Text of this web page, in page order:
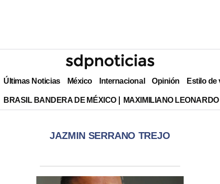
Últimas Noticias México Internacional Opinión Estilo de
BRASIL BANDERA DE MÉXICO MAXIMILIANO
JAZMIN SERRANO TREJO